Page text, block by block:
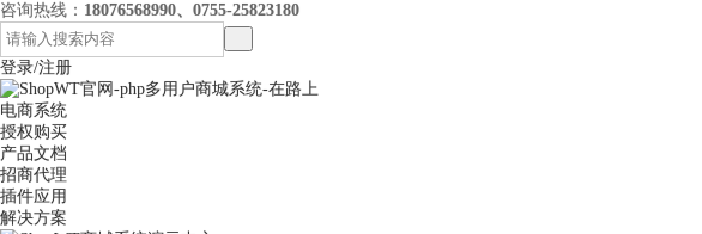
咨询热线： 18076568990、0755-25823180
登录/注册
电商系统
授权购买
产品文档
招商代理
插件应用
解决方案